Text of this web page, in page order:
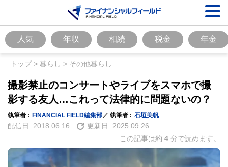
人気 年収 相続 税金 年金
トップ> 暮らし > その他暮らし
撮影禁止のコンサートやライブをスマホで撮
影する友人…これって法律的に問題ないの？
執筆者 : FINANCIAL FIELD編集部 ／ 執筆者 : 石垣美帆
配信日: 2018.06.16 更新日: 2025.09.26
この記事は約 4 分で読めます。